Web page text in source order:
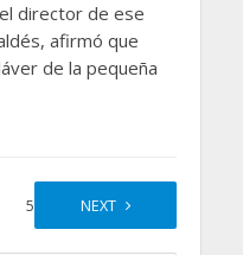
director de ese
afirmó que
de la pequeña
5 … 12
NEXT